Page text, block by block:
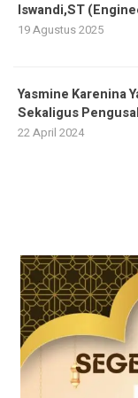
Iswandi,ST
19 Agustus 2025
Yasmine Karenina
Sekaligus
22 April 2024